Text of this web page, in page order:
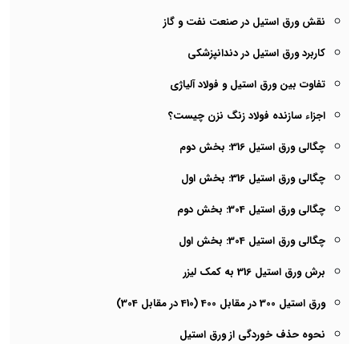
نقش ورق استیل در صنعت نفت و گاز
کاربرد ورق استیل در دندانپزشکی
تفاوت بین ورق استیل و فولاد آلیاژی
اجزاء سازنده فولاد زنگ نزن چیست؟
چگالی ورق استیل 316: بخش دوم
چگالی ورق استیل 316: بخش اول
چگالی ورق استیل 304: بخش دوم
چگالی ورق استیل 304: بخش اول
برش ورق استیل 316 به کمک لیزر
ورق استیل 300 در مقابل 400 (410 در مقابل 304)
نحوه حذف خوردگی از ورق استیل